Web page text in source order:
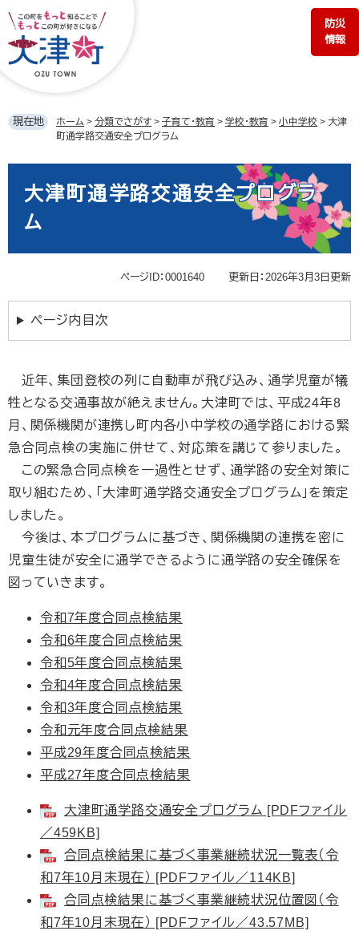
ジ
の
す。
ュ
ー
し
防災
情報
現在地 ホーム > 分類でさがす > 子育て・教育 > 学校・教育 > 小中学校 > 大津
町通学路交通安全プログラム
大津町通学路交通安全プログラ
ム
ページID：0001640 更新日：2026年3月3日更新
ページ内目次
近年、集団登校の列に自動車が飛び込み、通学児童が犠
牲となる交通事故が絶えません。大津町では、平成24年8
月、関係機関が連携し町内各小中学校の通学路における緊
急合同点検の実施に併せて、対応策を講じて参りました。
この緊急合同点検を一過性とせず、通学路の安全対策に
取り組むため、「大津町通学路交通安全プログラム」を策定
しました。
今後は、本プログラムに基づき、関係機関の連携を密に
児童生徒が安全に通学できるように通学路の安全確保を
図っていきます。
令和7年度合同点検結果
令和6年度合同点検結果
令和5年度合同点検結果
令和4年度合同点検結果
令和3年度合同点検結果
令和元年度合同点検結果
平成29年度合同点検結果
平成27年度合同点検結果
大津町通学路交通安全プログラム [PDFファイル
／459KB]
合同点検結果に基づく事業継続状況一覧表（令
和7年10月末現在） [PDFファイル／114KB]
合同点検結果に基づく事業継続状況位置図（令
和7年10月末現在） [PDFファイル／43.57MB]